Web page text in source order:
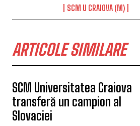
SCM U CRAIOVA (M)
ARTICOLE SIMILARE
SCM Universitatea Craiova
transferă un campion al
Slovaciei